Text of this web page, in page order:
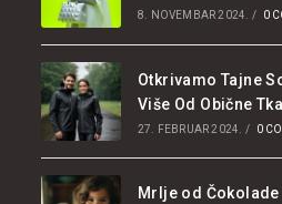
8. NOVEMBAR 2024. / 0
Otkrivamo Tajne
Više Od Obične
27. FEBRUAR 2024. / 0
Mrlje od